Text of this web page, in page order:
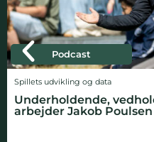
Podcast
udvikling og data
Jakob Poulsen